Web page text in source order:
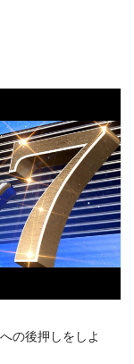
の後押しをしよ